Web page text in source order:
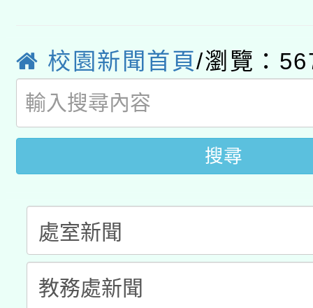
業成長研習」實施計畫
族教育國際趨勢與發展
新北市政府教育局辦理
師專業成長研習實施計
方素養工作坊新北場」
函轉國立臺灣師範大學
族語言臺北學習中心
「族語學習班」招生簡
轉知有關國立成功大學
文教學共融平台-教案
教育部國民及學前教育
年度COVID-19疫苗接
接種之民眾」措施，延
月28日止
校園新聞首頁/瀏覽：
搜尋